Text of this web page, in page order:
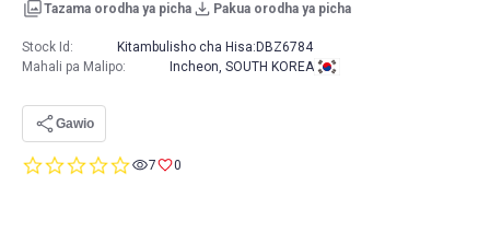
Tazama orodha ya picha Pakua orodha ya picha
0.07 0
Stock Id: Kitambulisho cha Hisa: DBZ6784
Mahali pa Malipo: Incheon, SOUTH KOREA
Gawio